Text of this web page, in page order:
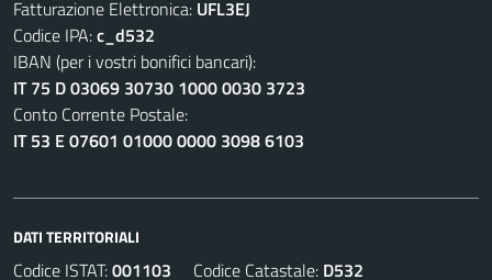
Fatturazione Elettronica: UFL3EJ
Codice IPA:c_d532
IBAN (per i vostri bonifici bancari):
IT 75 D 03069 30730 1000 0030 3723
Conto Corrente Postale:
IT 53 E 07601 01000 0000 3098 6103
DATI TERRITORIALI
Codice ISTAT:001103 Codice Catastale: D532